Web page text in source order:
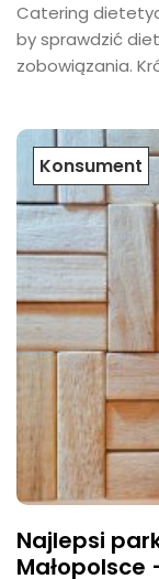
​Catering
by sprawdzić
zobowiązania.
Konsument
Najlepsi